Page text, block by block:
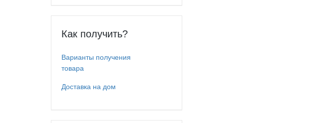
Как получить?
Варианты получения
товара
Доставка на дом